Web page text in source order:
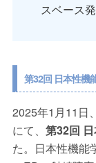
スベース
第32回 日本性機
2025年1月11日
にて、第32回
た。日本性機能